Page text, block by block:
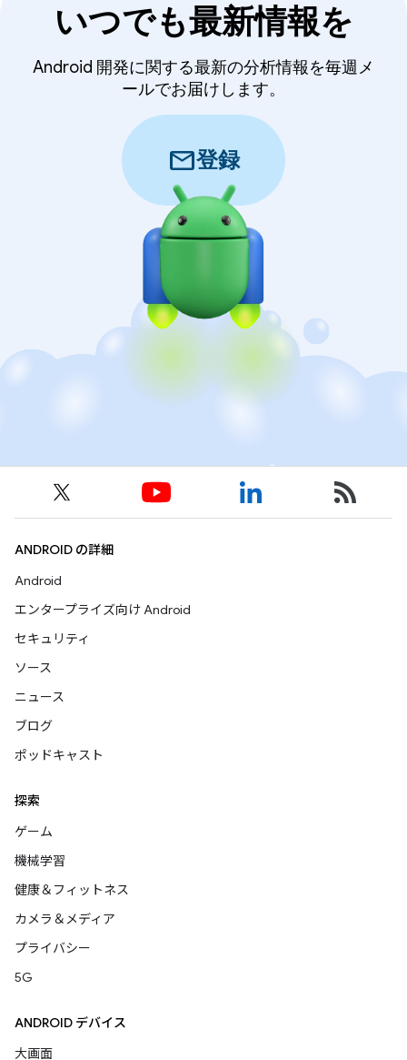
いつでも最新情報を
Android 開発に関する最新の分析情報を毎週メ
ールでお届けします。
mail登録
ANDROID の詳細
Android
エンタープライズ向け Android
セキュリティ
ソース
ニュース
ブログ
ポッドキャスト
探索
ゲーム
機械学習
健康＆フィットネス
カメラ＆メディア
プライバシー
5G
ANDROID デバイス
大画面